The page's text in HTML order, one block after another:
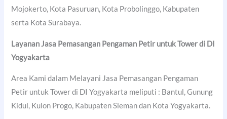
Mojokerto, Kota Pasuruan, Kota Probolinggo, Kabupaten
serta Kota Surabaya.
Layanan Jasa Pemasangan Pengaman Petir untuk Tower di DI
Yogyakarta
Area Kami dalam Melayani Jasa Pemasangan Pengaman
Petir untuk Tower di DI Yogyakarta meliputi : Bantul, Gunung
Kidul, Kulon Progo, Kabupaten Sleman dan Kota Yogyakarta.